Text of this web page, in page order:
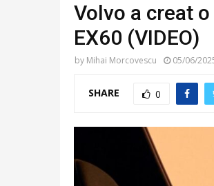
Volvo a creat
EX60 (VIDEO)
by Mihai Morcovescu 05/06/
SHARE 0